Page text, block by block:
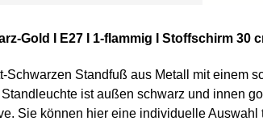
Gold I E27 I 1-flammig I Stoffschirm
Schwarzen Standfuß aus Metall mit einem
ist außen schwarz und innen
Sie können hier eine individuelle